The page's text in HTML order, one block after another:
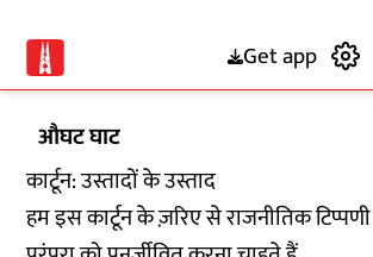
Get app
औघट घाट
कार्टून: उस्तादों के उस्ताद
हम इस कार्टून के ज़रिए से राजनीतिक